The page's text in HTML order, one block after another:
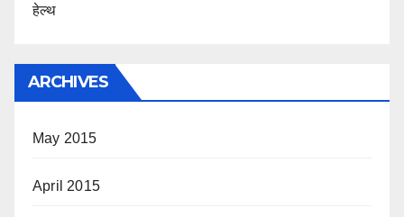
हेल्थ
ARCHIVES
May 2015
April 2015